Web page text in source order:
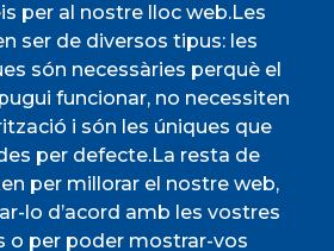
per al nostre lloc web.Les
ser de diversos tipus: les
són necessàries perquè el
funcionar, no necessiten
i són les úniques que
per defecte.La resta de
per millorar el nostre web,
lo d’acord amb les vostres
o per poder mostrar-vos